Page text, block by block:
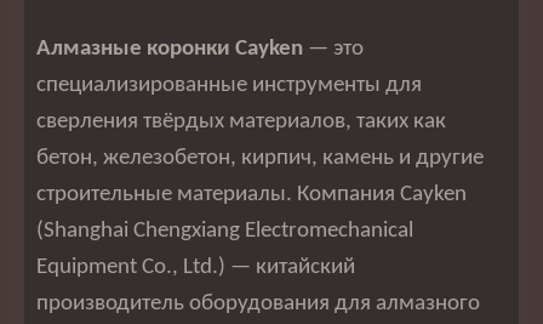
Алмазные коронки Cayken — это
специализированные инструменты для
сверления твёрдых материалов, таких как
бетон, железобетон, кирпич, камень и другие
строительные материалы. Компания Cayken
(Shanghai Chengxiang Electromechanical
Equipment Co., Ltd.) — китайский
производитель оборудования для алмазного